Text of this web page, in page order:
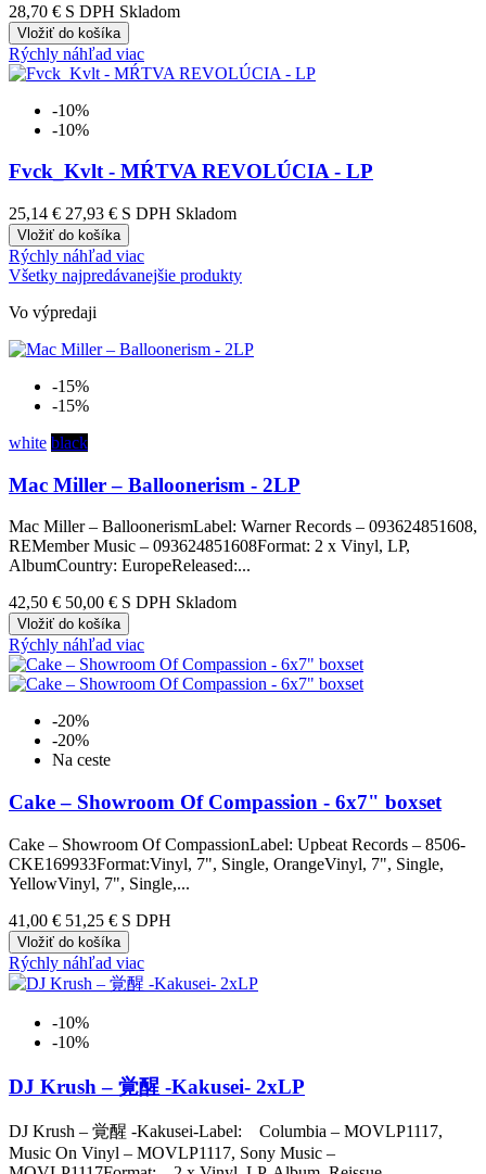
28,70 € S DPH Skladom
Vložiť do košíka
Rýchly náhľad viac
-10%
-10%
Fvck_Kvlt - MŔTVA REVOLÚCIA - LP
25,14 € 27,93 € S DPH Skladom
Vložiť do košíka
Rýchly náhľad viac
Všetky najpredávanejšie produkty
Vo výpredaji
-15%
-15%
white black
Mac Miller – Balloonerism - 2LP
Mac Miller – BalloonerismLabel: Warner Records – 093624851608,
REMember Music – 093624851608Format: 2 x Vinyl, LP,
AlbumCountry: EuropeReleased:...
42,50 € 50,00 € S DPH Skladom
Vložiť do košíka
Rýchly náhľad viac
-20%
-20%
Na ceste
Cake ‎– Showroom Of Compassion - 6x7" boxset
Cake ‎– Showroom Of CompassionLabel: Upbeat Records ‎– 8506-
CKE169933Format:Vinyl, 7", Single, OrangeVinyl, 7", Single,
YellowVinyl, 7", Single,...
41,00 € 51,25 € S DPH
Vložiť do košíka
Rýchly náhľad viac
-10%
-10%
DJ Krush – 覚醒 -Kakusei- 2xLP
DJ Krush – 覚醒 -Kakusei-Label: Columbia – MOVLP1117,
Music On Vinyl – MOVLP1117, Sony Music –